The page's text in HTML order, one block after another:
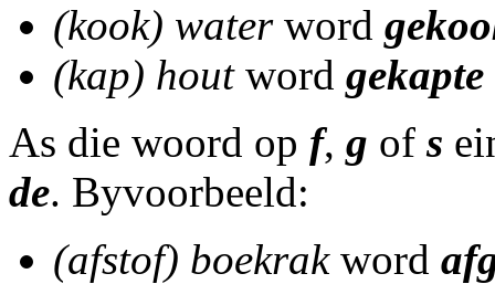
(kook) waterword
(kap) hout word gekapte
As die woord op f, g ofs
de. Byvoorbeeld:
(afstof) boekrakword